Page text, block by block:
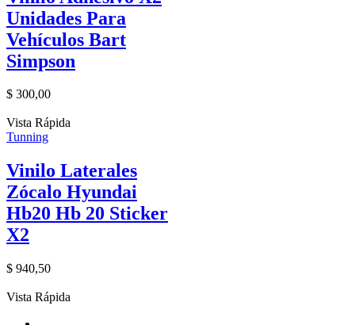
Unidades Para
Vehículos Bart
Simpson
$ 300,00
Vista Rápida
Tunning
Vinilo Laterales
Zócalo Hyundai
Hb20 Hb 20 Sticker
X2
$ 940,50
Vista Rápida